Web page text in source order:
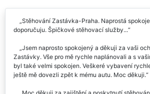
Recenze našich služeb stěhování od
Stěhování Zastávka-Praha. Naprostá
Jsem naprosto spokojený a děkuji za vaši
Zastávky. Vše pro mě rychle naplánovali a s
byl také velmi spokojen. Veškeré vybavení